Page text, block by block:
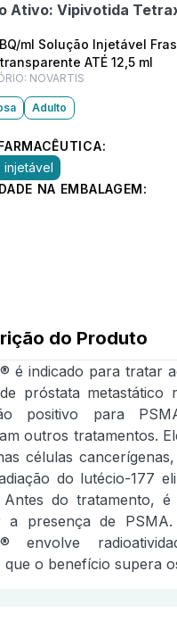
Ativo: Vipivotida
ml Solução Injetável
ATÉ 12,5 ml
NOVARTIS
Adulto
injetável
NA EMBALAGEM:
do Produto
é indicado para tratar
próstata metastático
positivo para
outros tratamentos.
células
do lutécio-177
Antes do tratamento, é
a presença de
envolve
que o benefício supera